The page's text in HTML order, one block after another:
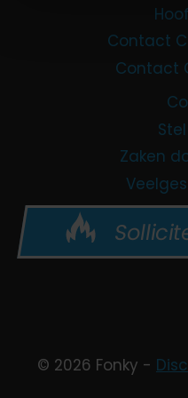
Contact
Contact
Zaken
© 2026 Fonky -